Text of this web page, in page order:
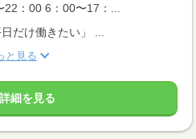
：00 6：00〜17：...
だけ働きたい」 ...
と見る
細を見る